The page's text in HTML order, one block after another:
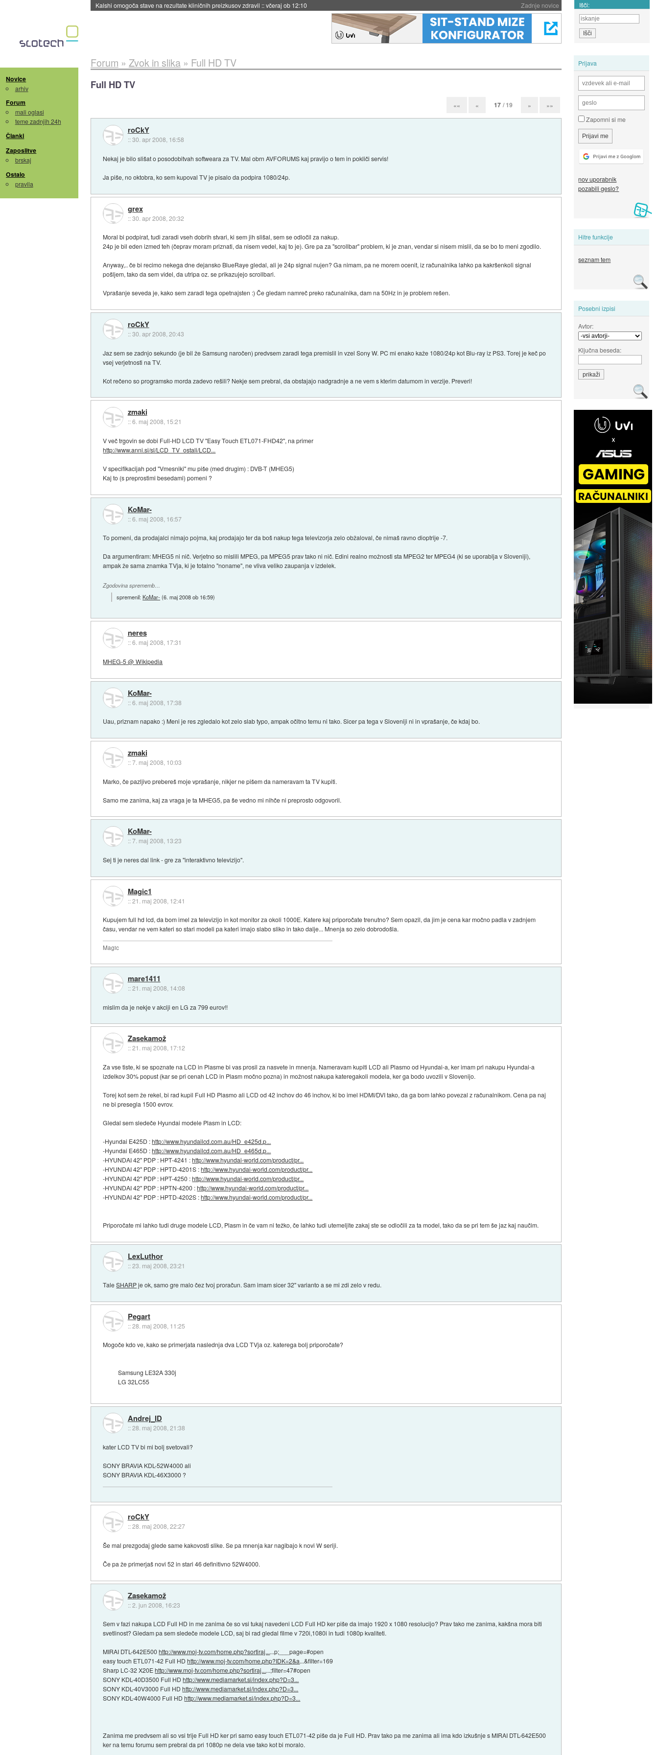
Zadnje novice
Sandisk že prodal več kot polovico SSD-jev za naslednji dve leti::včeraj ob 11:37 Išči:
Novice
arhiv
Forum
mali oglasi
teme zadnjih 24h
Članki
Zaposlitve
brskaj
Ostalo
pravila
Prijava
Zapomni si me
nov uporabnik
pozabili geslo?
Hitre funkcije
seznam tem
Posebni izpisi
Avtor:
Ključna beseda:
Forum » Zvok in slika» Full HD TV
Full HD TV
«« « 17 / 19 » »»
roCkY
::30. apr 2008, 16:58
Nekaj je bilo slišat o posodobitvah softweara za TV. Mal obrn AVFORUMS kaj pravijo o tem in pokliči servis!
Ja piše, no oktobra, ko sem kupoval TV je pisalo da podpira 1080/24p.
grex
::30. apr 2008, 20:32
Moral bi podpirat, tudi zaradi vseh dobrih stvari, ki sem jih slišal, sem se odločil za nakup.
24p je bil eden izmed teh (čeprav moram priznati, da nisem vedel, kaj to je). Gre pa za "scrollbar" problem, ki je znan, vendar si nisem mislil, da se bo to meni zgodilo.
Anyway,.. če bi recimo nekega dne dejansko BlueRaye gledal, ali je 24p signal nujen? Ga nimam, pa ne morem ocenit, iz računalnika lahko pa kakršenkoli signal
pošljem, tako da sem videl, da utripa oz. se prikazujejo scrollbari.
Vprašanje seveda je, kako sem zaradi tega opetnajsten :) Če gledam namreč preko računalnika, dam na 50Hz in je problem rešen.
roCkY
::30. apr 2008, 20:43
Jaz sem se zadnjo sekundo (je bil že Samsung naročen) predvsem zaradi tega premislil in vzel Sony W. PC mi enako kaže 1080/24p kot Blu-ray iz PS3. Torej je keč po
vsej verjetnosti na TV.
Kot rečeno so programsko morda zadevo rešili? Nekje sem prebral, da obstajajo nadgradnje a ne vem s kterim datumom in verzije. Preveri!
zmaki
::6. maj 2008, 15:21
V več trgovin se dobi Full-HD LCD TV "Easy Touch ETL071-FHD42", na primer
http://www.anni.si/sl/LCD_TV_ostali/LCD...
V specifikacijah pod "Vmesniki" mu piše (med drugim) : DVB-T (MHEG5)
Kaj to (s preprostimi besedami) pomeni ?
KoMar-
::6. maj 2008, 16:57
To pomeni, da prodajalci nimajo pojma, kaj prodajajo ter da boš nakup tega televizorja zelo obžaloval, če nimaš ravno dioptrije -7.
Da argumentiram: MHEG5 ni nič. Verjetno so mislili MPEG, pa MPEG5 prav tako ni nič. Edini realno možnosti sta MPEG2 ter MPEG4 (ki se uporablja v Sloveniji),
ampak že sama znamka TVja, ki je totalno "noname", ne vliva veliko zaupanja v izdelek.
Zgodovina sprememb…
spremenil:KoMar- (6. maj 2008 ob 16:59)
neres
::6. maj 2008, 17:31
MHEG-5 @ Wikipedia
KoMar-
::6. maj 2008, 17:38
Uau, priznam napako :) Meni je res zgledalo kot zelo slab typo, ampak očitno temu ni tako. Sicer pa tega v Sloveniji ni in vprašanje, če kdaj bo.
zmaki
::7. maj 2008, 10:03
Marko, če pazljivo prebereš moje vprašanje, nikjer ne pišem da nameravam ta TV kupiti.
Samo me zanima, kaj za vraga je ta MHEG5, pa še vedno mi nihče ni preprosto odgovoril.
KoMar-
::7. maj 2008, 13:23
Sej ti je neres dal link - gre za "interaktivno televizijo".
Magic1
::21. maj 2008, 12:41
Kupujem full hd lcd, da bom imel za televizijo in kot monitor za okoli 1000E. Katere kaj priporočate trenutno? Sem opazil, da jim je cena kar močno padla v zadnjem
času, vendar ne vem kateri so stari modeli pa kateri imajo slabo sliko in tako dalje... Mnenja so zelo dobrodošla.
Magic
mare1411
::21. maj 2008, 14:08
mislim da je nekje v akciji en LG za 799 eurov!!
Zasekamož
::21. maj 2008, 17:12
Za vse tiste, ki se spoznate na LCD in Plasme bi vas prosil za nasvete in mnenja. Nameravam kupiti LCD ali Plasmo od Hyundai-a, ker imam pri nakupu Hyundai-a
izdelkov 30% popust (kar se pri cenah LCD in Plasm močno pozna) in možnost nakupa kateregakoli modela, ker ga bodo uvozili v Slovenijo.
Torej kot sem že rekel, bi rad kupil Full HD Plasmo ali LCD od 42 inchov do 46 inchov, ki bo imel HDMI/DVI tako, da ga bom lahko povezal z računalnikom. Cena pa naj
ne bi presegla 1500 evrov.
Gledal sem sledeče Hyundai modele Plasm in LCD:
-Hyundai E425D :http://www.hyundailcd.com.au/HD_e425d.p...
-Hyundai E465D :http://www.hyundailcd.com.au/HD_e465d.p...
-HYUNDAI 42" PDP : HPT-4241 :http://www.hyundai-world.com/product/pr...
-HYUNDAI 42" PDP : HPTD-4201S :http://www.hyundai-world.com/product/pr...
-HYUNDAI 42" PDP : HPT-4250 :http://www.hyundai-world.com/product/pr...
-HYUNDAI 42" PDP : HPTN-4200 :http://www.hyundai-world.com/product/pr...
-HYUNDAI 42" PDP : HPTD-4202S :http://www.hyundai-world.com/product/pr...
Priporočate mi lahko tudi druge modele LCD, Plasm in če vam ni težko, če lahko tudi utemeljite zakaj ste se odločili za ta model, tako da se pri tem še jaz kaj naučim.
LexLuthor
::23. maj 2008, 23:21
TaleSHARPje ok, samo gre malo čez tvoj proračun. Sam imam sicer 32'' varianto a se mi zdi zelo v redu.
Pegart
::28. maj 2008, 11:25
Mogoče kdo ve, kako se primerjata naslednja dva LCD TVja oz. katerega bolj priporočate?
Samsung LE32A 330j
LG 32LC55
Andrej_ID
::28. maj 2008, 21:38
kater LCD TV bi mi bolj svetovali?
SONY BRAVIA KDL-52W4000 ali
SONY BRAVIA KDL-46X3000 ?
roCkY
::28. maj 2008, 22:27
Še mal prezgodaj glede same kakovosti slike. Se pa mnenja kar nagibajo k novi W seriji.
Če pa že primerjaš novi 52 in stari 46 definitivno 52W4000.
Zasekamož
::2. jun 2008, 16:23
Sem v fazi nakupa LCD Full HD in me zanima če so vsi tukaj navedeni LCD Full HD ker piše da imajo 1920 x 1080 resolucijo? Prav tako me zanima, kakšna mora biti
svetlinost? Gledam pa sem sledeče modele LCD, saj bi rad gledal filme v 720i,1080i in tudi 1080p kvaliteti.
MIRAI DTL-642E500http://www.moj-tv.com/home.php?sortiraj......p;___page=#open
easy touch ETL071-42 Full HDhttp://www.moj-tv.com/home.php?IDK=2&a...&filter=169
Sharp LC-32 X20Ehttp://www.moj-tv.com/home.php?sortiraj......;filter=47#open
SONY KDL-40D3500 Full HDhttp://www.mediamarket.si/index.php?D=3...
SONY KDL-40V3000 Full HDhttp://www.mediamarket.si/index.php?D=3...
SONY KDL-40W4000 Full HDhttp://www.mediamarket.si/index.php?D=3...
Zanima me predvsem ali so vsi trije Full HD ker pri samo easy touch ETL071-42 piše da je Full HD. Prav tako pa me zanima ali ima kdo izkušnje s MIRAI DTL-642E500
ker na temu forumu sem prebral da pri 1080p ne dela vse tako kot bi moralo.